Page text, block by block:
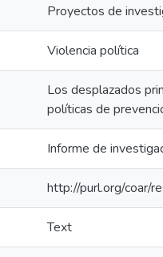
Proyectos de
Violencia política
Los desplazados
políticas de
Informe de
http://purl.org/coar/
Text